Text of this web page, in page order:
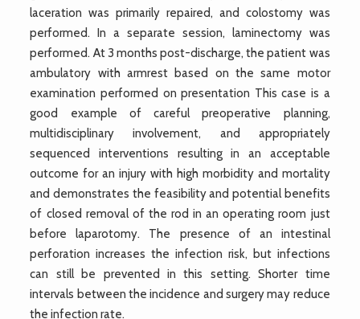
laceration was primarily repaired, and colostomy was
performed. In a separate session, laminectomy was
performed. At 3 months post-discharge, the patient was
ambulatory with armrest based on the same motor
examination performed on presentation This case is a
good example of careful preoperative planning,
multidisciplinary involvement, and appropriately
sequenced interventions resulting in an acceptable
outcome for an injury with high morbidity and mortality
and demonstrates the feasibility and potential benefits
of closed removal of the rod in an operating room just
before laparotomy. The presence of an intestinal
perforation increases the infection risk, but infections
can still be prevented in this setting. Shorter time
intervals between the incidence and surgery may reduce
the infection rate.